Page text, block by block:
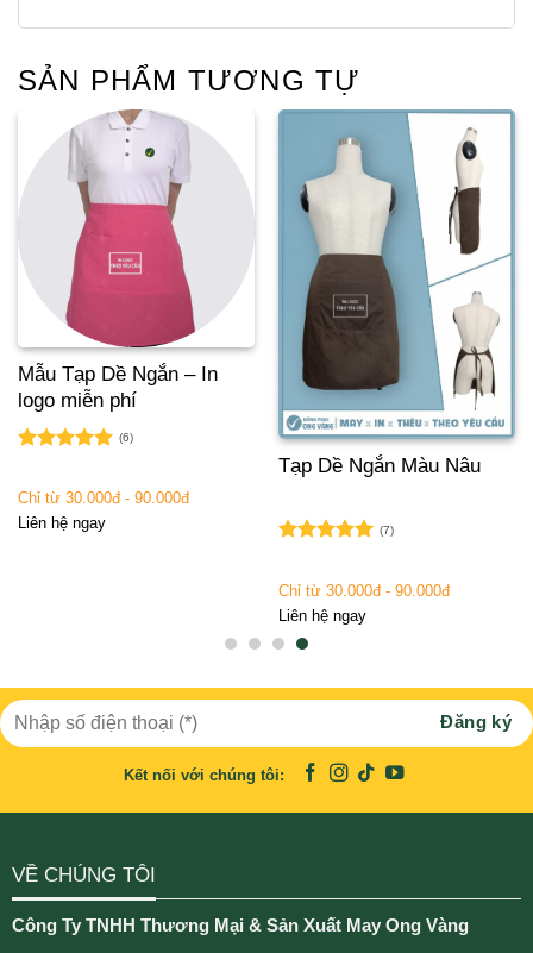
SẢN PHẨM TƯƠNG TỰ
Tạp Dề Ngắn Màu Nâu
5 sao
(7)
Chỉ từ 30.000đ - 90.000đ
Liên hệ ngay
Mẫu Tạp Dề Ngắn – In
logo miễn phí
5 sao
(6)
Chỉ từ 30.000đ - 90.000đ
Liên hệ ngay
Kết nối với chúng tôi:
VỀ CHÚNG TÔI
Công Ty TNHH Thương Mại & Sản Xuất May Ong Vàng